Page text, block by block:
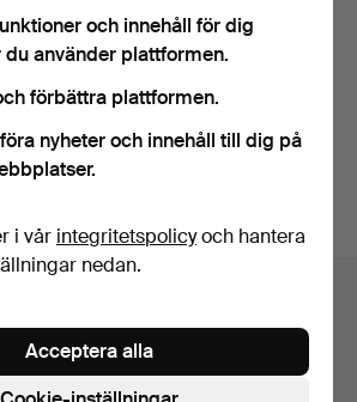
,köpvillkoren samt bekräftar att jag
.
Skapa konto
och innehåll för dig
du använder plattformen.
förbättra plattformen.
nyheter och innehåll till dig på
i vår integritetspolicyoch hantera
nedan.
Acceptera alla